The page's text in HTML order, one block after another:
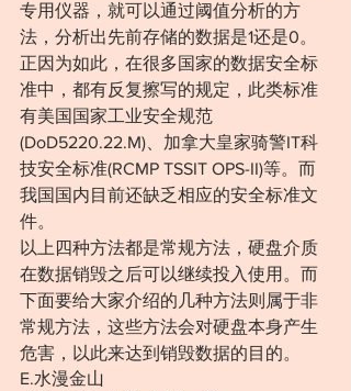
专用仪器，就可以通过阈值分析的方
法，分析出先前存储的数据是1还是0。
正因为如此，在很多国家的数据安全标
准中，都有反复擦写的规定，此类标准
有美国国家工业安全规范
(DoD5220.22.M)、加拿大皇家骑警IT科
技安全标准(RCMP TSSIT OPS-II)等。而
我国国内目前还缺乏相应的安全标准文
件。
以上四种方法都是常规方法，硬盘介质
在数据销毁之后可以继续投入使用。而
下面要给大家介绍的几种方法则属于非
常规方法，这些方法会对硬盘本身产生
危害，以此来达到销毁数据的目的。
E.水漫金山